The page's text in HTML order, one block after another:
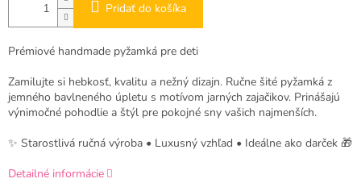
Pridať do košíka
Prémiové handmade pyžamká pre deti
Zamilujte si hebkosť, kvalitu a nežný dizajn. Ručne šité pyžamká z
jemného bavlneného úpletu s motívom jarných zajačikov. Prinášajú
výnimočné pohodlie a štýl pre pokojné sny vašich najmenších.
✨ Starostlivá ručná výroba • Luxusný vzhľad • Ideálne ako darček 🎁
Detailné informácie